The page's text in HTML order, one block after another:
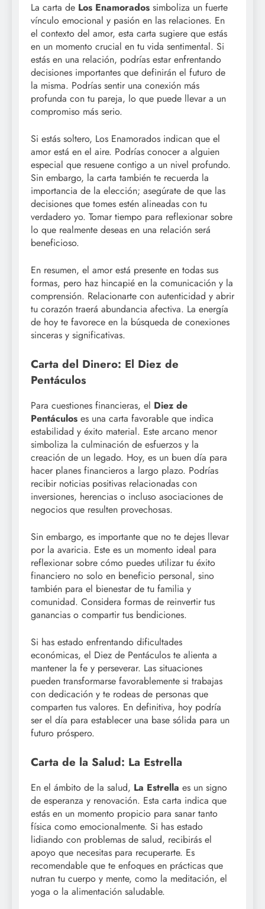
La carta de Los Enamorados simboliza un fuerte
vínculo emocional y pasión en las relaciones. En
el contexto del amor, esta carta sugiere que estás
en un momento crucial en tu vida sentimental. Si
estás en una relación, podrías estar enfrentando
decisiones importantes que definirán el futuro de
la misma. Podrías sentir una conexión más
profunda con tu pareja, lo que puede llevar a un
compromiso más serio.
Si estás soltero, Los Enamorados indican que el
amor está en el aire. Podrías conocer a alguien
especial que resuene contigo a un nivel profundo.
Sin embargo, la carta también te recuerda la
importancia de la elección; asegúrate de que las
decisiones que tomes estén alineadas con tu
verdadero yo. Tomar tiempo para reflexionar sobre
lo que realmente deseas en una relación será
beneficioso.
En resumen, el amor está presente en todas sus
formas, pero haz hincapié en la comunicación y la
comprensión. Relacionarte con autenticidad y abrir
tu corazón traerá abundancia afectiva. La energía
de hoy te favorece en la búsqueda de conexiones
sinceras y significativas.
Carta del Dinero: El Diez de
Pentáculos
Para cuestiones financieras, el Diez de
Pentáculos es una carta favorable que indica
estabilidad y éxito material. Este arcano menor
simboliza la culminación de esfuerzos y la
creación de un legado. Hoy, es un buen día para
hacer planes financieros a largo plazo. Podrías
recibir noticias positivas relacionadas con
inversiones, herencias o incluso asociaciones de
negocios que resulten provechosas.
Sin embargo, es importante que no te dejes llevar
por la avaricia. Este es un momento ideal para
reflexionar sobre cómo puedes utilizar tu éxito
financiero no solo en beneficio personal, sino
también para el bienestar de tu familia y
comunidad. Considera formas de reinvertir tus
ganancias o compartir tus bendiciones.
Si has estado enfrentando dificultades
económicas, el Diez de Pentáculos te alienta a
mantener la fe y perseverar. Las situaciones
pueden transformarse favorablemente si trabajas
con dedicación y te rodeas de personas que
comparten tus valores. En definitiva, hoy podría
ser el día para establecer una base sólida para un
futuro próspero.
Carta de la Salud: La Estrella
En el ámbito de la salud, La Estrella es un signo
de esperanza y renovación. Esta carta indica que
estás en un momento propicio para sanar tanto
física como emocionalmente. Si has estado
lidiando con problemas de salud, recibirás el
apoyo que necesitas para recuperarte. Es
recomendable que te enfoques en prácticas que
nutran tu cuerpo y mente, como la meditación, el
yoga o la alimentación saludable.